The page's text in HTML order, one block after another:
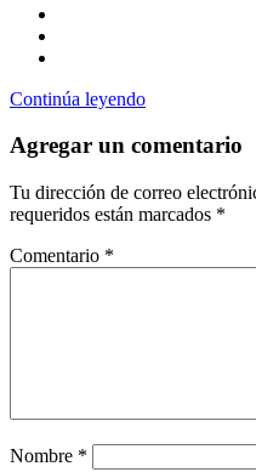
Continúa leyendo
Agregar un comentario
Tu dirección de correo
requeridos están marcados *
Comentario *
Nombre *